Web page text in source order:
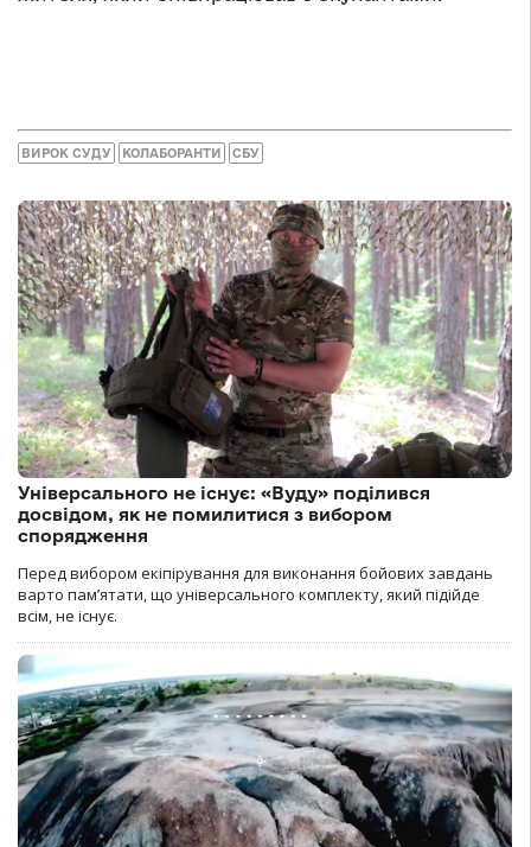
ВИРОК СУДУ КОЛАБОРАНТИ СБУ
Універсального не існує: «Вуду» поділився
досвідом, як не помилитися з вибором
спорядження
Перед вибором екіпірування для виконання бойових завдань
варто пам’ятати, що універсального комплекту, який підійде
всім, не існує.